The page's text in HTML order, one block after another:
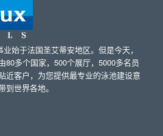
始于法国圣艾蒂安地区。但是今天，
80多个国家，500个展厅，5000多名员
近客户，为您提供最专业的泳池建设意
到世界各地。